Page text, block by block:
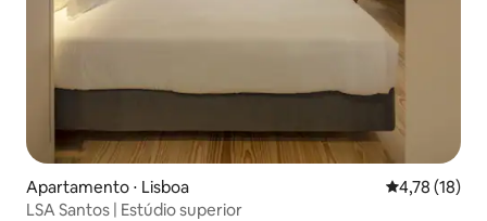
Apartamento ⋅ Lisboa 4,78 de uma
4,78 (18)
LSA Santos | Estúdio superior